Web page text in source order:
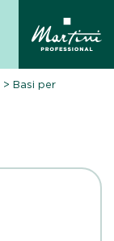
>Basi per